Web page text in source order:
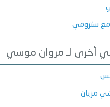
مع سترومي
أخرى لـ مروان موسي
مزيان